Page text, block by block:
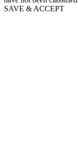
SAVE & ACCEPT